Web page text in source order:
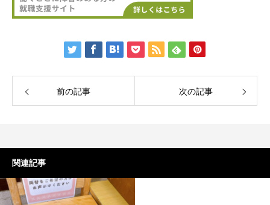
前の記事 次の記事
関連記事